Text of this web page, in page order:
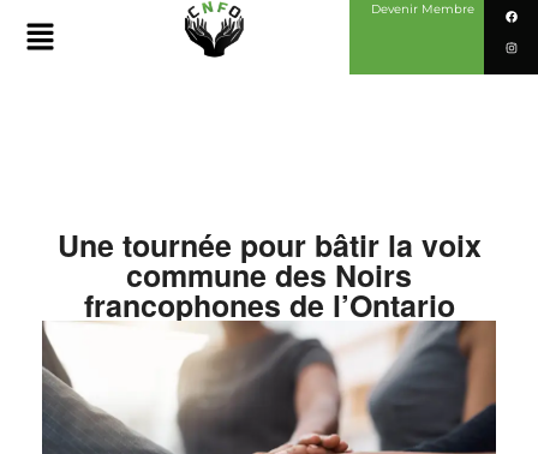
Devenir Membre
Une tournée pour bâtir la voix
commune des Noirs
francophones de l’Ontario